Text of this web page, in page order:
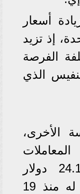
أسعار
إذ تزيد
الفرصة
الذي
الأخرى،
الفورية 4.4% إلى 24.11 دولار
للأوقية وهو أعلى سعر له منذ 19